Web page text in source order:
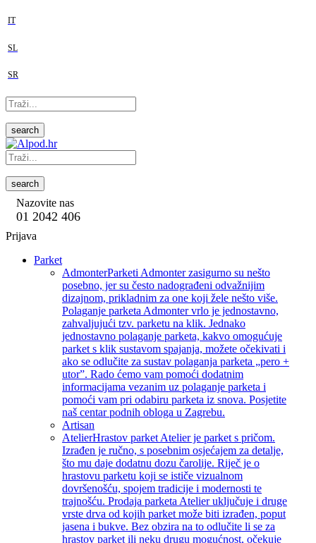
IT
SL
SR
search
search
Nazovite nas
01 2042 406
Prijava
Parket
AdmonterParketi Admonter zasigurno su nešto
posebno, jer su često nadograđeni odvažnijim
dizajnom, prikladnim za one koji žele nešto više.
Polaganje parketa Admonter vrlo je jednostavno,
zahvaljujući tzv. parketu na klik. Jednako
jednostavno polaganje parketa, kakvo omogućuje
parket s klik sustavom spajanja, možete očekivati i
ako se odlučite za sustav polaganja parketa „pero +
utor”. Rado ćemo vam pomoći dodatnim
informacijama vezanim uz polaganje parketa i
pomoći vam pri odabiru parketa iz snova. Posjetite
naš centar podnih obloga u Zagrebu.
Artisan
AtelierHrastov parket Atelier je parket s pričom.
Izrađen je ručno, s posebnim osjećajem za detalje,
što mu daje dodatnu dozu čarolije. Riječ je o
hrastovu parketu koji se ističe vizualnom
dovršenošću, spojem tradicije i modernosti te
trajnošću. Prodaja parketa Atelier uključuje i druge
vrste drva od kojih parket može biti izrađen, poput
jasena i bukve. Bez obzira na to odlučite li se za
hrastov parket ili neku drugu mogućnost, očekuje